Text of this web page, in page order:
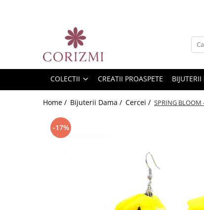
Design Floral
Perle, Pietre si Cristale
Brose
COLECTII CREATII PROASPETE
Home / Bijuterii Dama / Cercei / SPRING
-17%